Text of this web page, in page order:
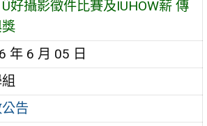
好攝影徵件比賽及IUHOW薪 傳
年 6 月 05 日
告